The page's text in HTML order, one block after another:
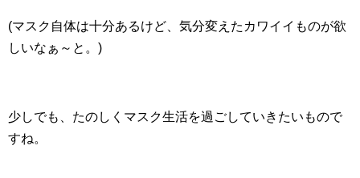
(マスク自体は十分あるけど、気分変えたカワイイものが欲
しいなぁ～と。)
少しでも、たのしくマスク生活を過ごしていきたいもので
すね。